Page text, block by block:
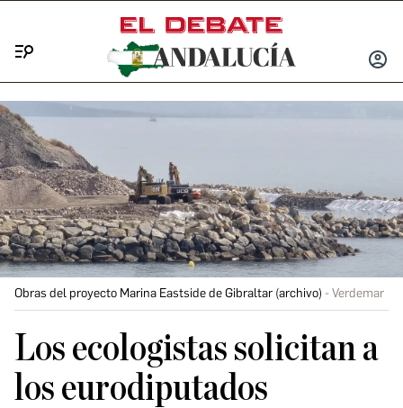
INICIAR
Obras del proyecto Marina Eastside de Gibraltar (archivo) Verdemar
Los ecologistas solicitan a
los eurodiputados